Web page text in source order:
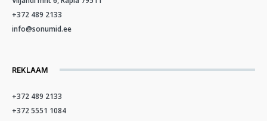
+372 489 2133
info@sonumid.ee
REKLAAM
+372 489 2133
+372 5551 1084